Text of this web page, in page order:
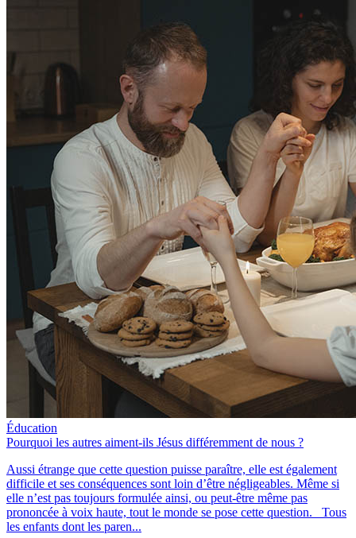
Éducation
Pourquoi les autres aiment-ils Jésus différemment de nous ?
Aussi étrange que cette question puisse paraître, elle est également
difficile et ses conséquences sont loin d’être négligeables. Même si
elle n’est pas toujours formulée ainsi, ou peut-être même pas
prononcée à voix haute, tout le monde se pose cette question. Tous
les enfants dont les paren...